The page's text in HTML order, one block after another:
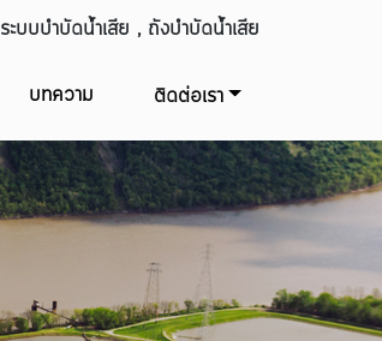
ระบบบำบัดน้ำเสีย , ถังบำบัดน้ำเสีย
บทความ ติดต่อเรา